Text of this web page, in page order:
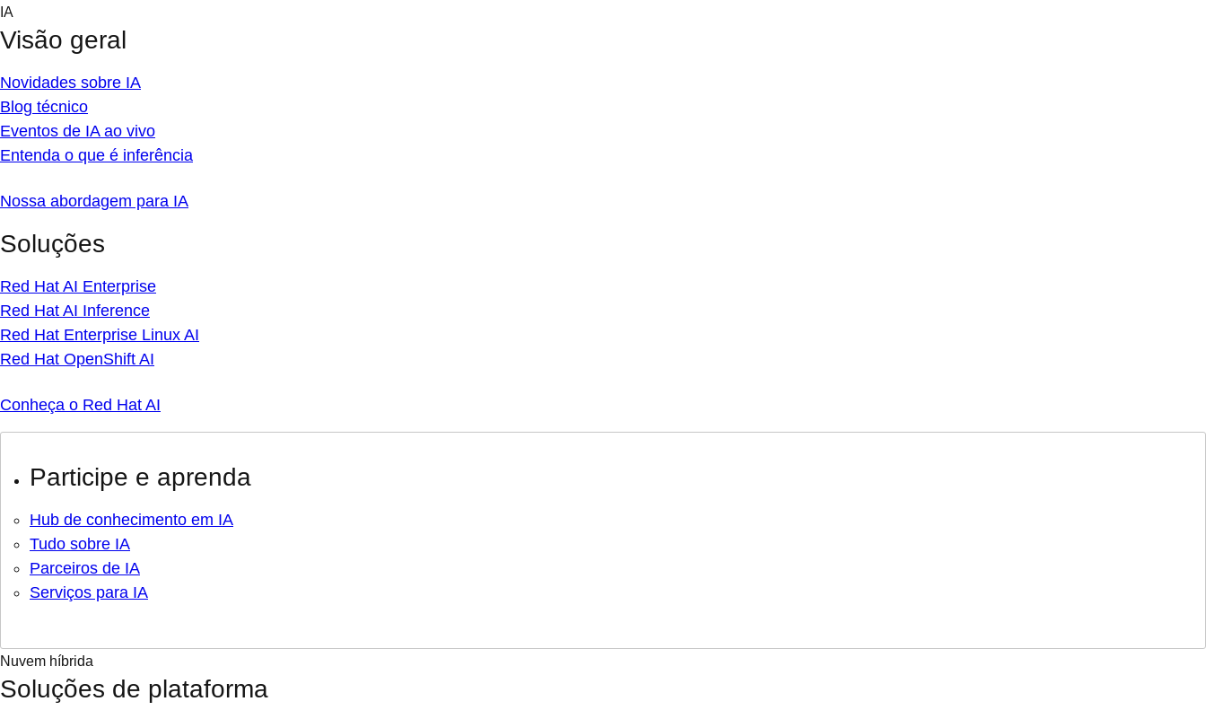
Skip
content
IA
Visão geral
Novidades sobre IA
Blog técnico
Eventos de IA ao vivo
Entenda o que é inferência
Nossa abordagem para IA
Soluções
Red Hat AI Enterprise
Red Hat AI Inference
Red Hat Enterprise Linux AI
Red Hat OpenShift AI
Conheça o Red Hat AI
Participe e aprenda
Hub de conhecimento em IA
Tudo sobre IA
Parceiros de IA
Serviços para IA
Nuvem híbrida
Soluções de plataforma